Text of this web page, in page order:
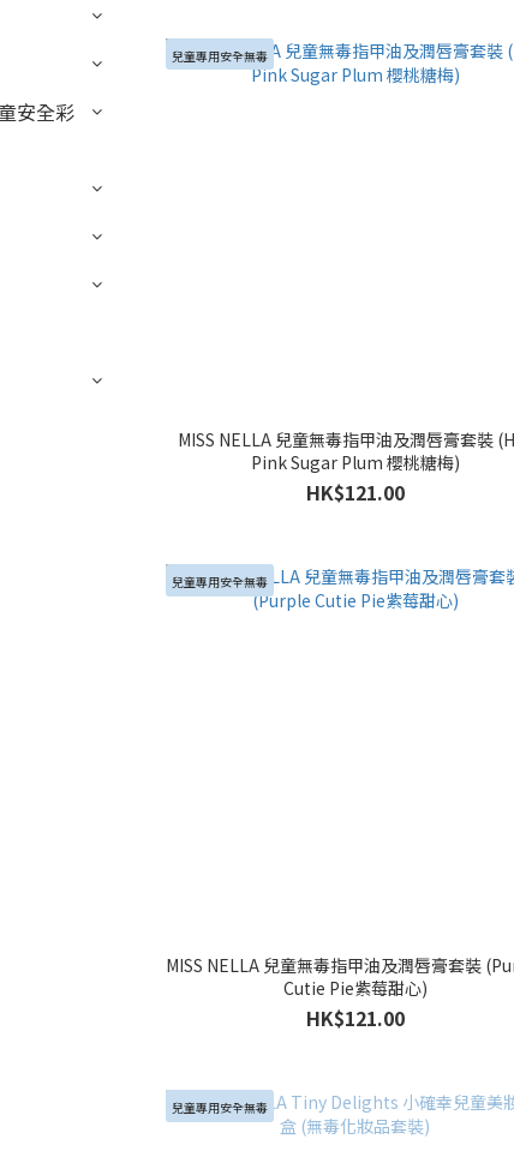
安全彩
兒童專用安全無毒
MISS NELLA 兒童無毒指甲油及潤唇膏套裝
Pink Sugar Plum 櫻桃糖梅)
HK$121.00
兒童專用安全無毒
MISS NELLA 兒童無毒指甲油及潤唇膏套裝
Cutie Pie紫莓甜心)
HK$121.00
兒童專用安全無毒